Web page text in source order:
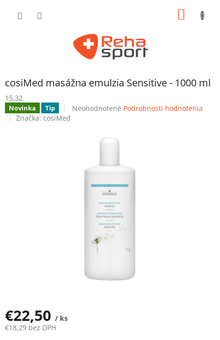
cosiMed masážna emulzia Sensitive - 1000 ml
15.32
Novinka Tip
Priemerné
hviezdičiek.
Neohodnotené Podrobnosti hodnotenia
Značka: cosiMed
€22,50 / ks
€18,29 bez DPH